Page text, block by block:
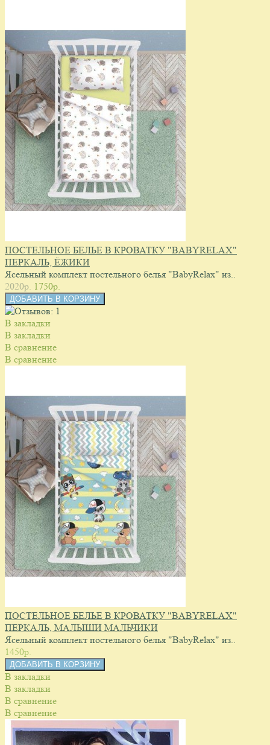
ПОСТЕЛЬНОЕ БЕЛЬЕ В КРОВАТКУ "BABYRELAX"
ПЕРКАЛЬ, ЁЖИКИ
Ясельный комплект постельного белья "BabyRelax" из..
2020p. 1750p.
В закладки
В закладки
В сравнение
В сравнение
ПОСТЕЛЬНОЕ БЕЛЬЕ В КРОВАТКУ "BABYRELAX"
ПЕРКАЛЬ, МАЛЫШИ МАЛЬЧИКИ
Ясельный комплект постельного белья "BabyRelax" из..
1450p.
В закладки
В закладки
В сравнение
В сравнение